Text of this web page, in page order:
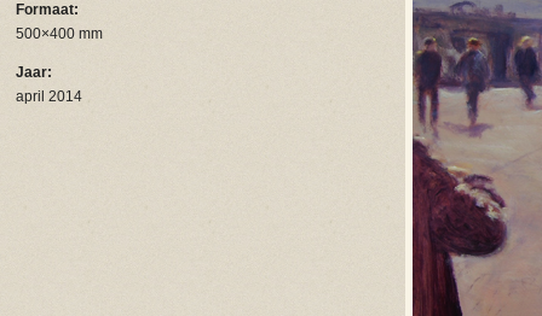
Formaat:
500×400 mm
Jaar:
april 2014